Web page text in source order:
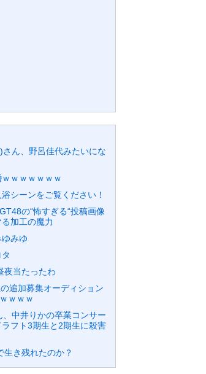
ん、野呂佳代みたいにな
ｗｗｗｗｗｗｗ
シーンをご覧ください！
の“怖すぎる“投稿画像
加工の魔力
ゆみゆ
夜当たったわ
追加募集オーディション
ｗｗｗ
、中井りかの卒業コンサー
ラフト3期生と2期生に殺害
生き残れたのか？